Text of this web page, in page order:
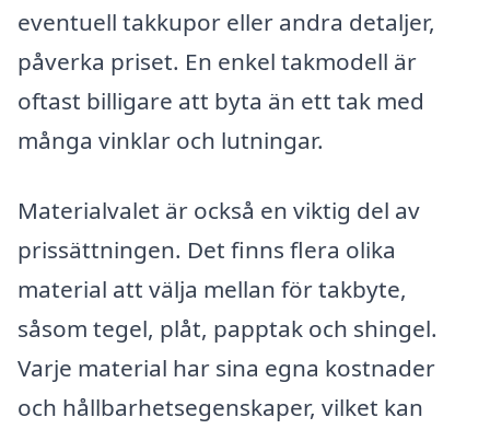
eventuell takkupor eller andra detaljer,
påverka priset. En enkel takmodell är
oftast billigare att byta än ett tak med
många vinklar och lutningar.
Materialvalet är också en viktig del av
prissättningen. Det finns flera olika
material att välja mellan för takbyte,
såsom tegel, plåt, papptak och shingel.
Varje material har sina egna kostnader
och hållbarhetsegenskaper, vilket kan